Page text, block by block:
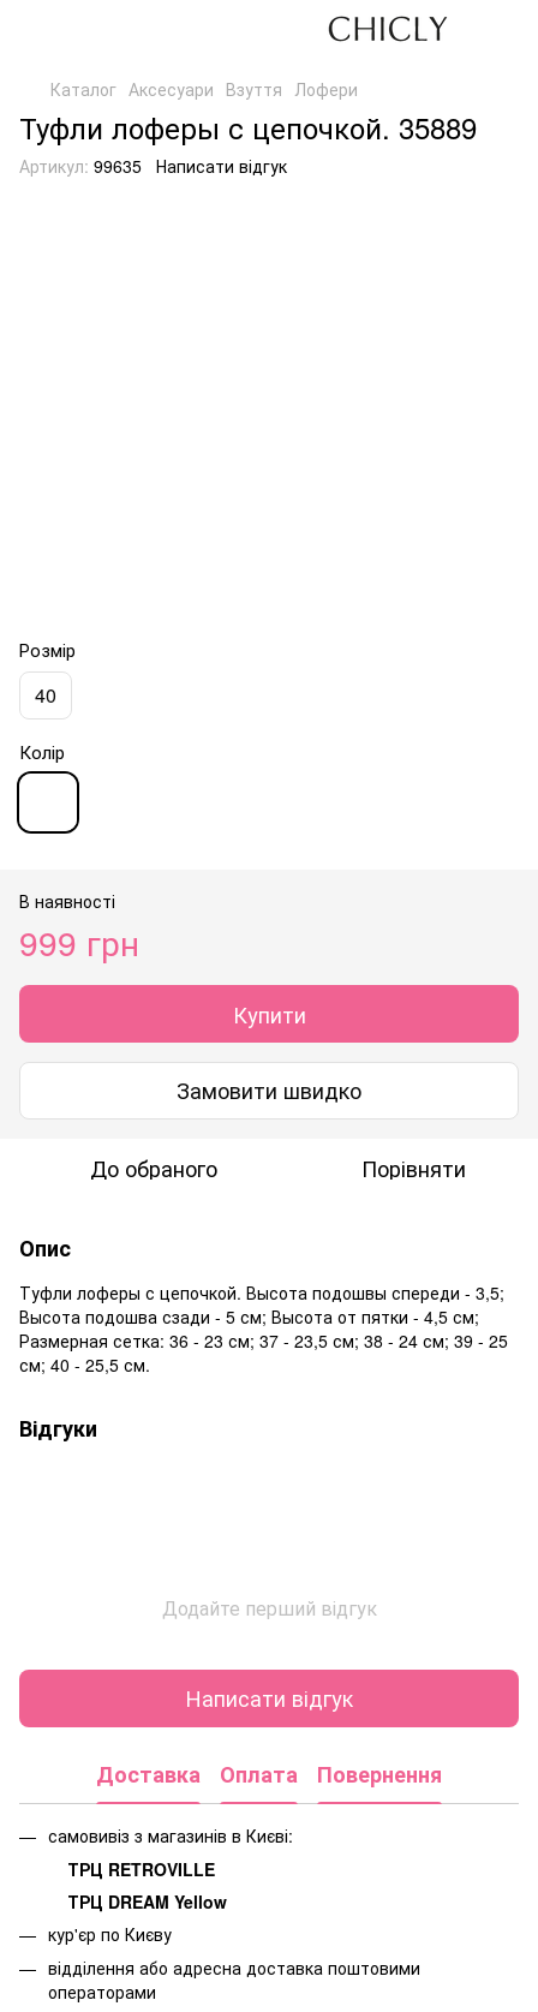
Каталог Аксесуари Взуття Лофери
Туфли лоферы с цепочкой. 35889
Артикул: 99635 Написати відгук
Розмір
40
Колір
В наявності
999 грн
Купити
Замовити швидко
До обраного Порівняти
Опис
Туфли лоферы с цепочкой. Высота подошвы спереди - 3,5;
Высота подошва сзади - 5 см; Высота от пятки - 4,5 см;
Размерная сетка: 36 - 23 см; 37 - 23,5 см; 38 - 24 см; 39 - 25
см; 40 - 25,5 см.
Відгуки
Додайте перший відгук
Написати відгук
Доставка Оплата Повернення
самовивіз з магазинів в Києві:
ТРЦ RETROVILLE
ТРЦ DREAM Yellow
кур'єр по Києву
відділення або адресна доставка поштовими
операторами